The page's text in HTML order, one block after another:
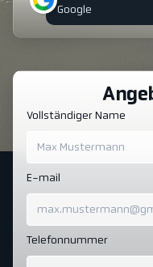
Google
Vollständiger Name
E-mail
Telefonnummer